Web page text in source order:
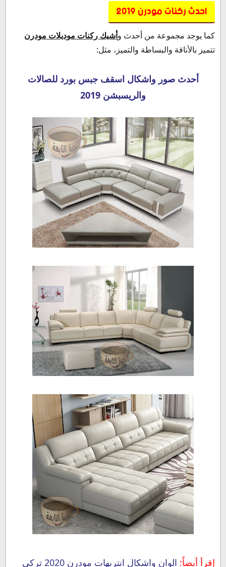
احدث ركنات مودرن 2019
كما يوجد مجموعة من أحدث وأشيك ركنات موديلات مودرن
تتميز بالأناقة والبساطة والتميز، مثل:
أحدث صور واشكال اسقف جبس بورد للصالات
والريسبشن 2019
إقرأ أيضاً: الوان واشكال انتريهات مودرن 2020 تركي